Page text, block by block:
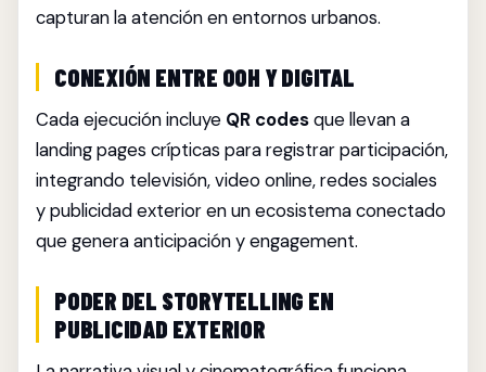
capturan la atención en entornos urbanos.
CONEXIÓN ENTRE OOH Y DIGITAL
Cada ejecución incluye QR codesque llevan a
landing pages crípticas para registrar participación,
integrando televisión, video online, redes sociales
y publicidad exterior en un ecosistema conectado
que genera anticipación y engagement.
PODER DEL STORYTELLING EN
PUBLICIDAD EXTERIOR